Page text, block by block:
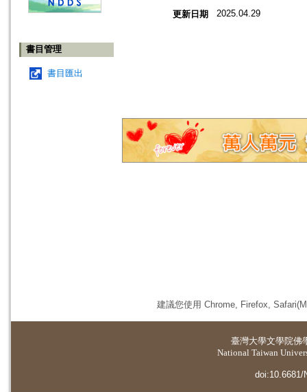
書目管理
書目匯出
更新日期 2025.04.29
建議您使用 Chrome, Firefox,
臺灣大學文學院佛
National Taiwan
doi:10.6681/